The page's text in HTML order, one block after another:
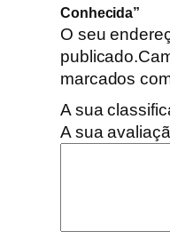
Conhecida”
O seu
publicado.
marcados
A sua
A sua